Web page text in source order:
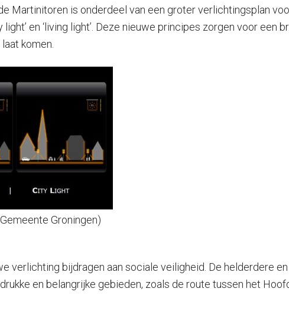
Martinitoren is onderdeel van een groter verlichtingsplan
en ‘living light’. Deze nieuwe principes zorgen voor
komen.
Gemeente Groningen)
verlichting bijdragen aan sociale veiligheid. De helderdere
en belangrijke gebieden, zoals de route tussen het